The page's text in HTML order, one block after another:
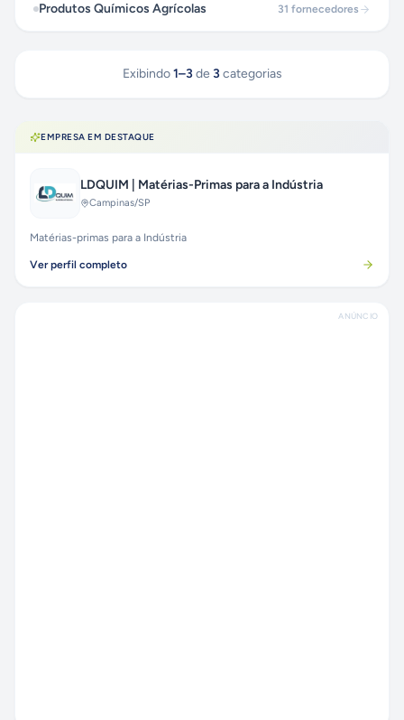
Produtos Químicos Agrícolas 31 fornecedores
Exibindo 1–3 de 3 categorias
EMPRESA EM DESTAQUE
LDQUIM | Matérias-Primas para a Indústria
Campinas/SP
Matérias-primas para a Indústria
Ver perfil completo
ANÚNCIO